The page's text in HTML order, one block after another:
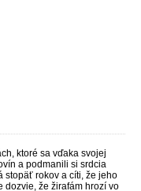
ktoré sa vďaka svojej
a podmanili si srdcia
stopäť rokov a cíti, že jeho
dozvie, že žirafám hrozí vo